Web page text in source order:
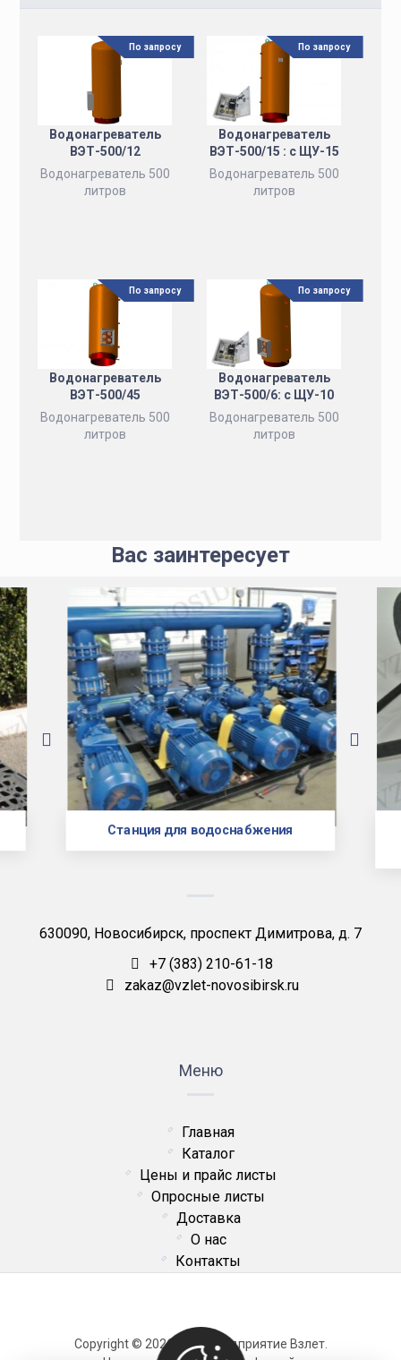
Водонагреватель
ВЭТ-500/12
Водонагреватель 500
литров
По запросу
Водонагреватель
ВЭТ-500/15 : с ЩУ-15
Водонагреватель 500
литров
По запросу
Водонагреватель
ВЭТ-500/45
Водонагреватель 500
литров
По запросу
Водонагреватель
ВЭТ-500/6: с ЩУ-10
Водонагреватель 500
литров
По запросу
Вас заинтересует
Станция для водоснабжения
630090, Новосибирск, проспект Димитрова, д. 7
+7 (383) 210-61-18
zakaz@vzlet-novosibirsk.ru
Меню
Главная
Каталог
Цены и прайс листы
Опросные листы
Доставка
О нас
Контакты
Copyright © 2026 ОДО Предприятие Взлет.